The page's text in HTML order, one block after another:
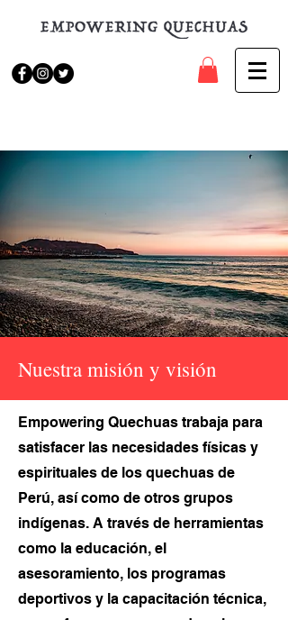
Nuestra misión y visión
Empowering Quechuas trabaja para
satisfacer las necesidades físicas y
espirituales de los quechuas de
Perú, así como de otros grupos
indígenas. A través de herramientas
como la educación, el
asesoramiento, los programas
deportivos y la capacitación técnica,